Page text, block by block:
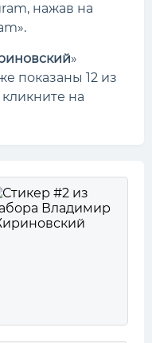
нажав на
»
показаны 12 из
на